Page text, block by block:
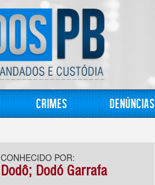
Crimes Denúncias
CONHECIDO POR:
Dodô; Dodó Garrafa